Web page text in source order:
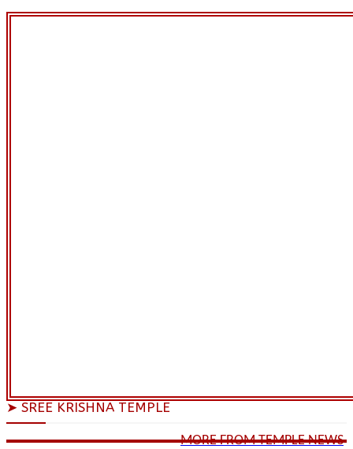
➤ SREE KRISHNA TEMPLE
MORE FROM TEMPLE NEWS